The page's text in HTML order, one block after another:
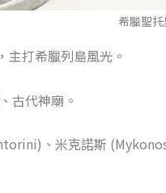
希臘聖
主打希臘列島風光。
古代神廟。
、米克諾斯